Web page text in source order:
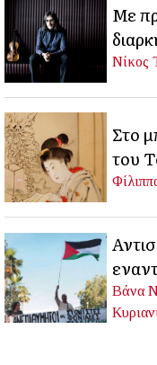
Με
Νίκος
Στο
του
Βάνα